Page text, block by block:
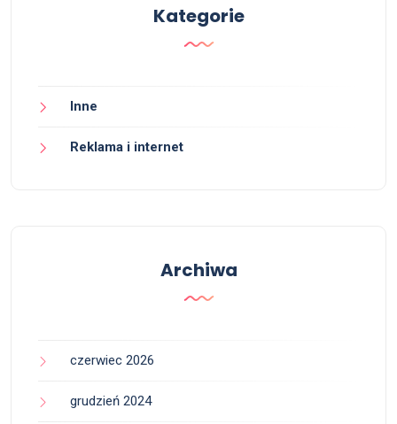
Kategorie
Inne
Reklama i internet
Archiwa
czerwiec 2026
grudzień 2024